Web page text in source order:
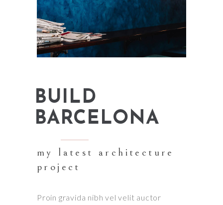
BUILD
BARCELONA
my latest architecture
project
Proin gravida nibh vel velit auctor